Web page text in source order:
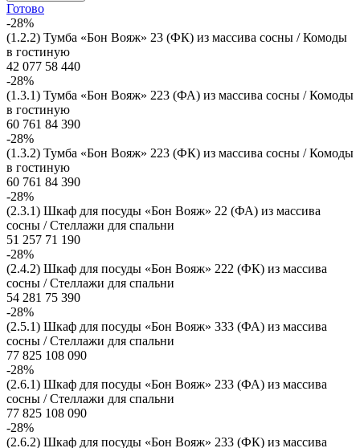
Готово
-28%
(1.2.2) Тумба «Бон Вояж» 23 (ФК) из массива сосны / Комоды
в гостиную
42 077 58 440
-28%
(1.3.1) Тумба «Бон Вояж» 223 (ФА) из массива сосны / Комоды
в гостиную
60 761 84 390
-28%
(1.3.2) Тумба «Бон Вояж» 223 (ФК) из массива сосны / Комоды
в гостиную
60 761 84 390
-28%
(2.3.1) Шкаф для посуды «Бон Вояж» 22 (ФА) из массива
сосны / Стеллажи для спальни
51 257 71 190
-28%
(2.4.2) Шкаф для посуды «Бон Вояж» 222 (ФК) из массива
сосны / Стеллажи для спальни
54 281 75 390
-28%
(2.5.1) Шкаф для посуды «Бон Вояж» 333 (ФА) из массива
сосны / Стеллажи для спальни
77 825 108 090
-28%
(2.6.1) Шкаф для посуды «Бон Вояж» 233 (ФА) из массива
сосны / Стеллажи для спальни
77 825 108 090
-28%
(2.6.2) Шкаф для посуды «Бон Вояж» 233 (ФК) из массива